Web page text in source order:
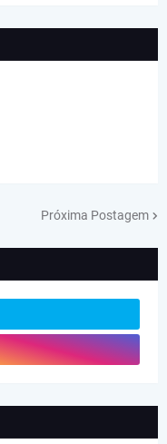
Próxima Postagem